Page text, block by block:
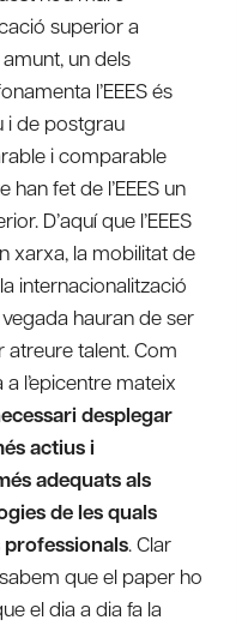
superior a
un dels
l’EEES és
i de postgrau
i comparable
fet de l’EEES un
D’aquí que l’EEES
xarxa, la mobilitat de
internacionalització
hauran de ser
talent. Com
a l’epicentre mateix
desplegar
actius i
adequats als
de les quals
professionals. Clar
que el paper ho
el dia a dia fa la